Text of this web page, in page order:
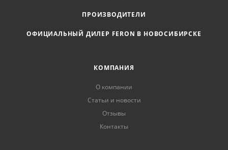
ПРОИЗВОДИТЕЛИ
ОФИЦИАЛЬНЫЙ ДИЛЕР FERON В НОВОСИБИРСКЕ
КОМПАНИЯ
О компании
Статьи и новости
Отзывы
Контакты